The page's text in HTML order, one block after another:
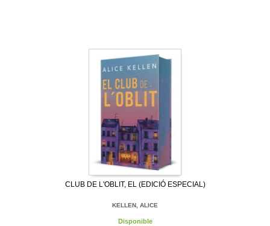
CLUB DE L'OBLIT, EL (EDICIÓ ESPECIAL)
KELLEN, ALICE
Disponible